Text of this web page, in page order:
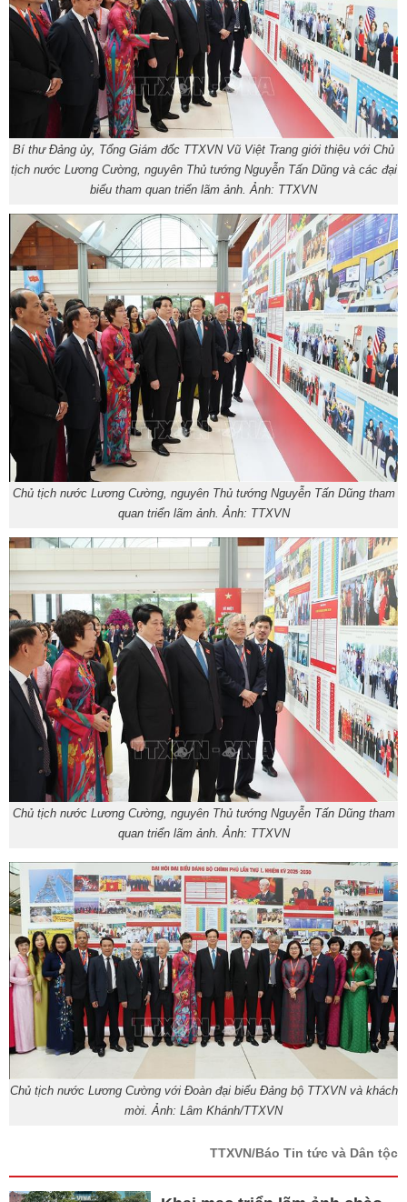
Bí thư Đảng ủy, Tổng Giám đốc TTXVN Vũ Việt Trang giới thiệu với Chủ
tịch nước Lương Cường, nguyên Thủ tướng Nguyễn Tấn Dũng và các đại
biểu tham quan triển lãm ảnh. Ảnh: TTXVN
Chủ tịch nước Lương Cường, nguyên Thủ tướng Nguyễn Tấn Dũng tham
quan triển lãm ảnh. Ảnh: TTXVN
Chủ tịch nước Lương Cường, nguyên Thủ tướng Nguyễn Tấn Dũng tham
quan triển lãm ảnh. Ảnh: TTXVN
Chủ tịch nước Lương Cường với Đoàn đại biểu Đảng bộ TTXVN và khách
mời. Ảnh: Lâm Khánh/TTXVN
TTXVN/Báo Tin tức và Dân tộc